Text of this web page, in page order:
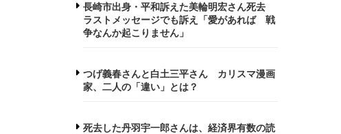
長崎市出身・平和訴えた美輪明宏さん死去
ラストメッセージでも訴え「愛があれば 戦
争なんか起こりません」
つげ義春さんと白土三平さん カリスマ漫画
家、二人の「違い」とは？
死去した丹羽宇一郎さんは、経済界有数の読